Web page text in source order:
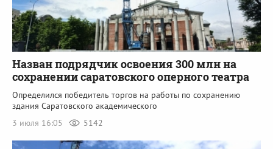
Назван подрядчик освоения 300 млн на
сохранении саратовского оперного театра
Определился победитель торгов на работы по сохранению
здания Саратовского академического
3 июля 16:05
5142